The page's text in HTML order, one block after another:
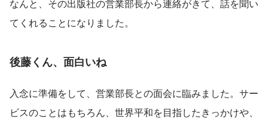
なんと、その出版社の営業部長から連絡がきて、話を聞い
てくれることになりました。
後藤くん、面白いね
入念に準備をして、営業部長との面会に臨みました。サー
ビスのことはもちろん、世界平和を目指したきっかけや、